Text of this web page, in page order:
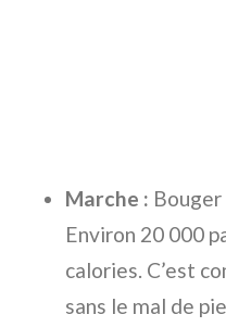
Marche : Bouger
Environ 20 000
calories. C’est
sans le mal de